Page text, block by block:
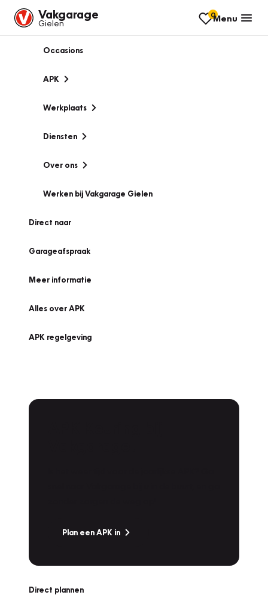
Vakgarage
Gielen
0Menu
Occasions
APK
Werkplaats
Diensten
Over ons
Werken bij Vakgarage Gielen
Direct naar
Garageafspraak
Meer informatie
Alles over APK
APK regelgeving
Plan een APK in
Direct plannen